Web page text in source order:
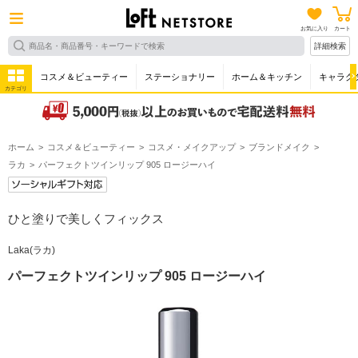
お気に入り カート
詳細検索
カテゴリ
コスメ＆ビューティー ステーショナリー ホーム＆キッチン キャラク
ホーム コスメ＆ビューティー コスメ・メイクアップ
ブランドメイク
ラカ
パーフェクトツインリップ 905 ロージーハイ
ひと塗りで美しくフィックス
Laka(ラカ)
パーフェクトツインリップ 905 ロージーハイ